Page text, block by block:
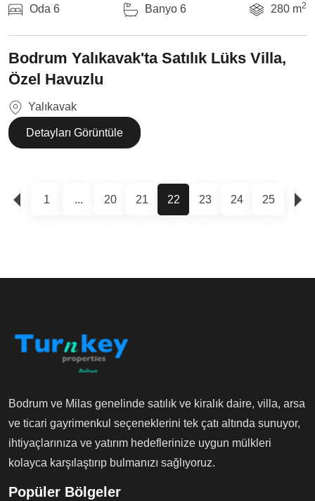
Oda 6 Banyo 6 280 m2
Bodrum Yalıkavak'ta Satılık Lüks Villa,
Özel Havuzlu
Yalıkavak
Detayları Görüntüle
1 ... 20 21 22 23 24 25
Bodrum ve Milas genelinde satılık ve kiralık daire, villa, arsa
ve ticari gayrimenkul seçeneklerini tek çatı altında sunuyor,
ihtiyaçlarınıza ve yatırım hedeflerinize uygun mülkleri
kolayca karşılaştırıp bulmanızı sağlıyoruz.
Popüler Bölgeler